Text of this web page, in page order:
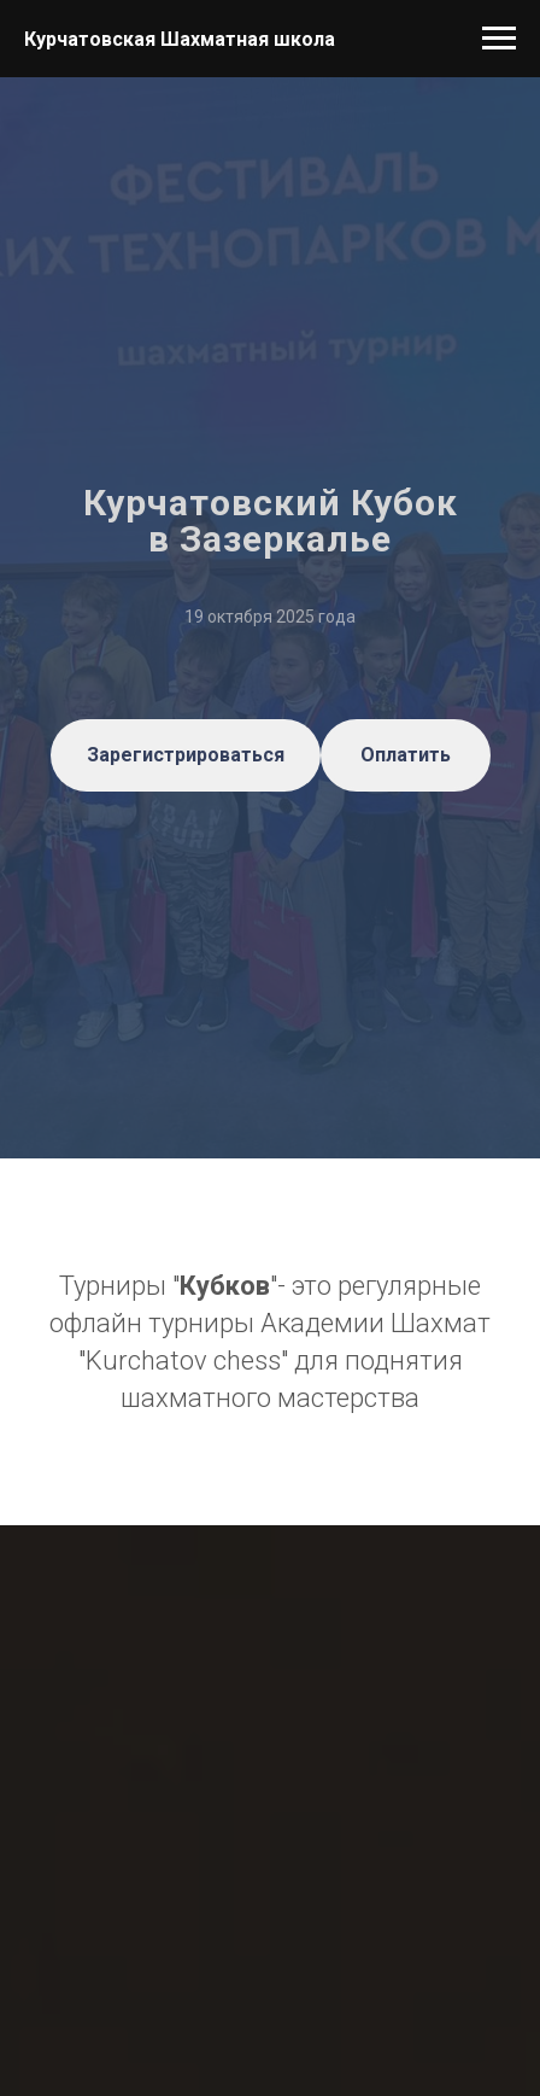
Курчатовская Шахматная школа
Курчатовский Кубок
в Зазеркалье
19 октября 2025 года
Зарегистрироваться Оплатить
Турниры "Кубков"- это регулярные
офлайн турниры Академии Шахмат
"Kurchatov chess" для поднятия
шахматного мастерства